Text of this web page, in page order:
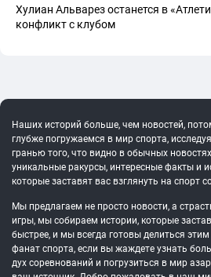
Хулиан Альварез останется в
конфликт с клубом
Наших историй больше, чем новостей,
глубже погружаемся в мир спорта,
гранью того, что видно в обычных
уникальные ракурсы, интересные факты и
которые заставят вас взглянуть на спорт
Мы предлагаем не просто новости, а
игры, мы собираем истории, которые
быстрее, и мы всегда готовы делиться
фанат спорта, если вы жаждете узнать
дух соревнований и погрузиться в мир